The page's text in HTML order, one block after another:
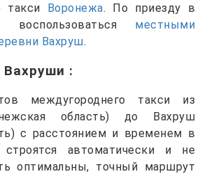
такси Воронежа. По приезду в
местными
Вахруш.
:
междугороднего такси из
область) до Вахруш
с расстоянием и временем в
автоматически и не
оптимальны, точный маршрут